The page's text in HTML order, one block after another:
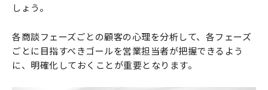
しょう。
各商談フェーズごとの顧客の心理を分析して、各フェーズ
ごとに目指すべきゴールを営業担当者が把握できるよう
に、明確化しておくことが重要となります。